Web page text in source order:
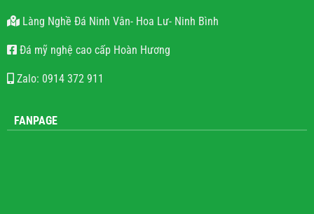
Làng Nghề Đá Ninh Vân- Hoa Lư- Ninh Bình
Đá mỹ nghệ cao cấp Hoàn Hương
Zalo: 0914 372 911
FANPAGE